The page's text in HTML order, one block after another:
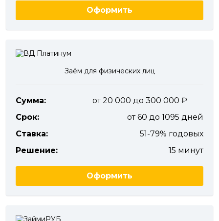
Оформить
Заём для физических лиц
Сумма:
от 20 000 до 300 000
Срок:
от 60 до 1095 дней
Ставка:
51-79% годовых
Решение:
15 минут
Оформить